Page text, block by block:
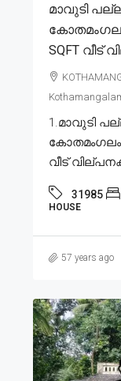
മാവുടി
SQFT വീട്
1.മാവുടി
കോതമംഗലം
വീട്
31985
HOUSE
57 years ago